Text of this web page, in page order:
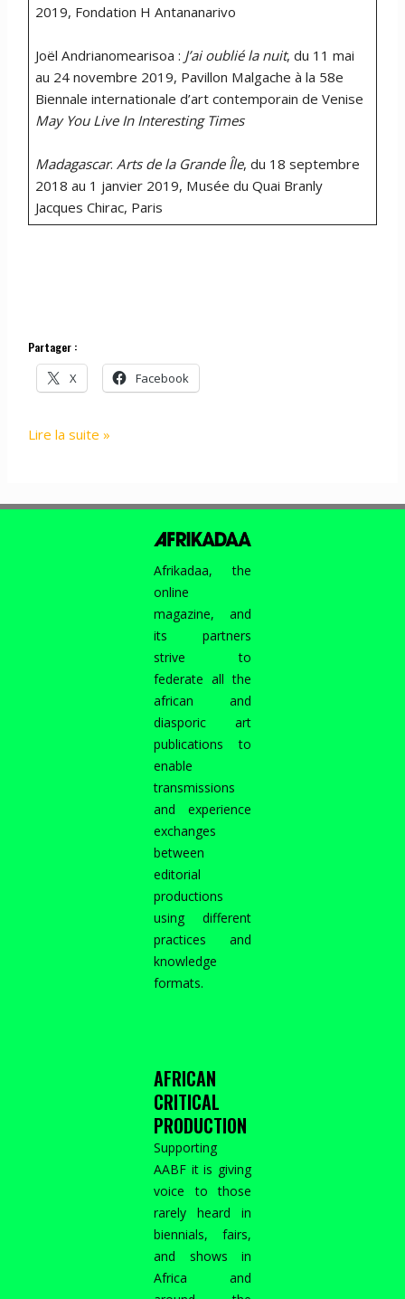
2019, Fondation H Antananarivo
Joël Andrianomearisoa : J’ai oublié la nuit, du 11 mai
au 24 novembre 2019, Pavillon Malgache à la 58e
Biennale internationale d’art contemporain de Venise
May You Live In Interesting Times
Madagascar. Arts de la Grande Île, du 18 septembre
2018 au 1 janvier 2019, Musée du Quai Branly
Jacques Chirac, Paris
Partager :
X Facebook
LA
Lire la suite »
Afrikadaa, the
online
magazine, and
its partners
strive to
federate all the
african and
diasporic art
publications to
enable
transmissions
and experience
exchanges
between
editorial
productions
using different
practices and
knowledge
formats.
AFRICAN
CRITICAL
PRODUCTION
Supporting
AABF it is giving
voice to those
rarely heard in
biennials, fairs,
and shows in
Africa and